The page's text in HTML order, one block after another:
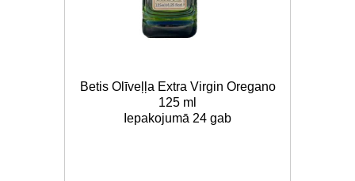
Betis Olīveļļa Extra Virgin Oregano
125 ml
Iepakojumā 24 gab